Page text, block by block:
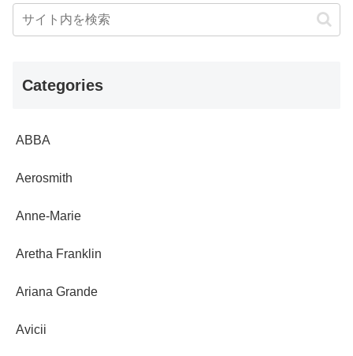
Categories
ABBA
Aerosmith
Anne-Marie
Aretha Franklin
Ariana Grande
Avicii